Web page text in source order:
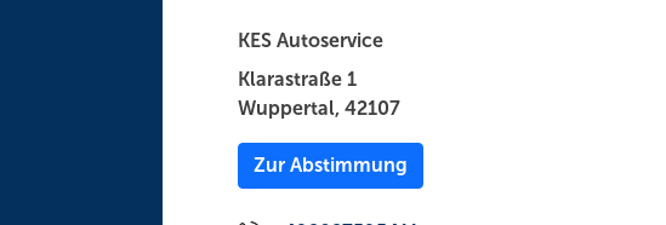
KES Autoservice
Klarastraße 1
Wuppertal, 42107
Zur Abstimmung